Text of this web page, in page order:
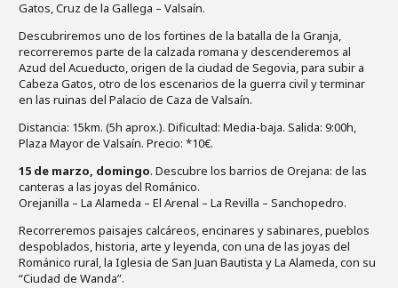
Gatos, Cruz de la Gallega – Valsaín.
Descubriremos uno de los fortines de la batalla de la Granja,
recorreremos parte de la calzada romana y descenderemos al
Azud del Acueducto, origen de la ciudad de Segovia, para subir a
Cabeza Gatos, otro de los escenarios de la guerra civil y terminar
en las ruinas del Palacio de Caza de Valsaín.
Distancia: 15km. (5h aprox.). Dificultad: Media-baja. Salida: 9:00h,
Plaza Mayor de Valsaín. Precio: *10€.
15 de marzo, domingo. Descubre los barrios de Orejana: de las
canteras a las joyas del Románico.
Orejanilla – La Alameda – El Arenal – La Revilla – Sanchopedro.
Recorreremos paisajes calcáreos, encinares y sabinares, pueblos
despoblados, historia, arte y leyenda, con una de las joyas del
Románico rural, la Iglesia de San Juan Bautista y La Alameda, con su
“Ciudad de Wanda”.